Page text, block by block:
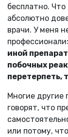
бесплатно. Что
абсолютно
врачи. У меня
иной
побочных
перетерпеть,
Многие другие
говорят, что
или потому,